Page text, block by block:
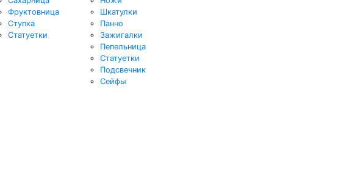
Фруктовница
Ступка
Статуетки
Шкатулки
Панно
Зажигалки
Пепельница
Статуетки
Подсвечник
Сейфы